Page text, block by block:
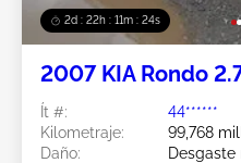
2d : 22h : 11m : 21s
2007 KIA Rondo
Ít #:
44******
Kilometraje:
99,768
Daño:
Desgaste